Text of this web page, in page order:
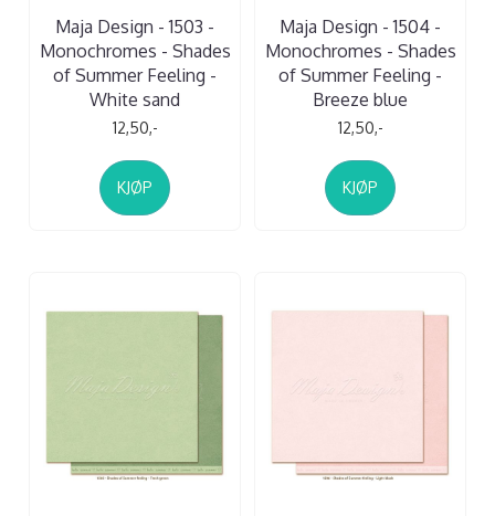
Maja Design - 1503 -
Monochromes - Shades
of Summer Feeling -
White sand
12,50,-
KJØP
Maja Design - 1504 -
Monochromes - Shades
of Summer Feeling -
Breeze blue
12,50,-
KJØP